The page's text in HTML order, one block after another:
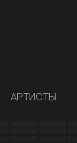
АРТИСТЫ